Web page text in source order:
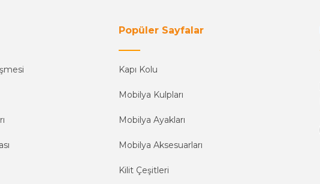
Popüler Sayfalar
Kapı Kolu
Mobilya Kulpları
Mobilya Ayakları
Mobilya Aksesuarları
Kilit Çeşitleri